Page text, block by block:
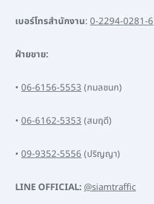
เบอร์โทรสำนักงาน: 0-2294-0281-6
ฝ่ายขาย:
• 06-6156-5553(กมลชนก)
• 06-6162-5353(สมฤดี)
• 09-9352-5556(ปริญญา)
LINE OFFICIAL:@siamtraffic